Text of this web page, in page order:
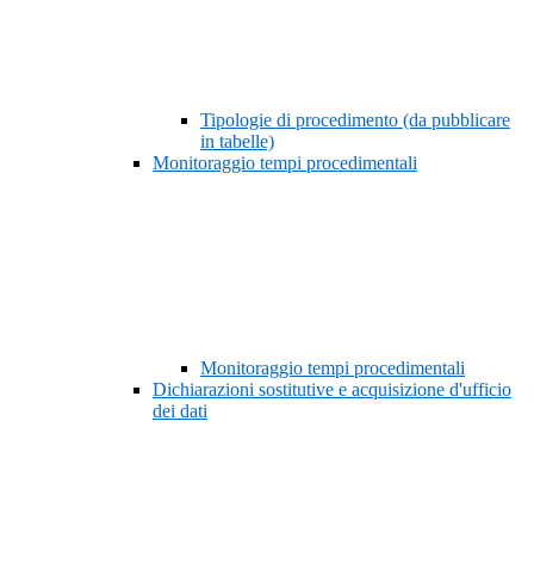
Tipologie di procedimento (da pubblicare
in tabelle)
Monitoraggio tempi procedimentali
Monitoraggio tempi procedimentali
Dichiarazioni sostitutive e acquisizione d'ufficio
dei dati